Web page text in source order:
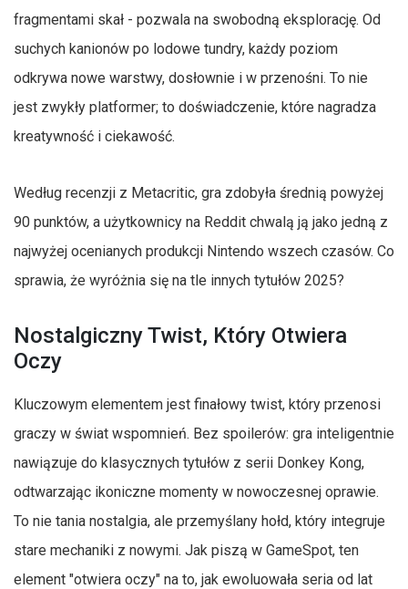
fragmentami skał - pozwala na swobodną eksplorację. Od
suchych kanionów po lodowe tundry, każdy poziom
odkrywa nowe warstwy, dosłownie i w przenośni. To nie
jest zwykły platformer; to doświadczenie, które nagradza
kreatywność i ciekawość.
Według recenzji z Metacritic, gra zdobyła średnią powyżej
90 punktów, a użytkownicy na Reddit chwalą ją jako jedną z
najwyżej ocenianych produkcji Nintendo wszech czasów. Co
sprawia, że wyróżnia się na tle innych tytułów 2025?
Nostalgiczny Twist, Który Otwiera
Oczy
Kluczowym elementem jest finałowy twist, który przenosi
graczy w świat wspomnień. Bez spoilerów: gra inteligentnie
nawiązuje do klasycznych tytułów z serii Donkey Kong,
odtwarzając ikoniczne momenty w nowoczesnej oprawie.
To nie tania nostalgia, ale przemyślany hołd, który integruje
stare mechaniki z nowymi. Jak piszą w GameSpot, ten
element "otwiera oczy" na to, jak ewoluowała seria od lat